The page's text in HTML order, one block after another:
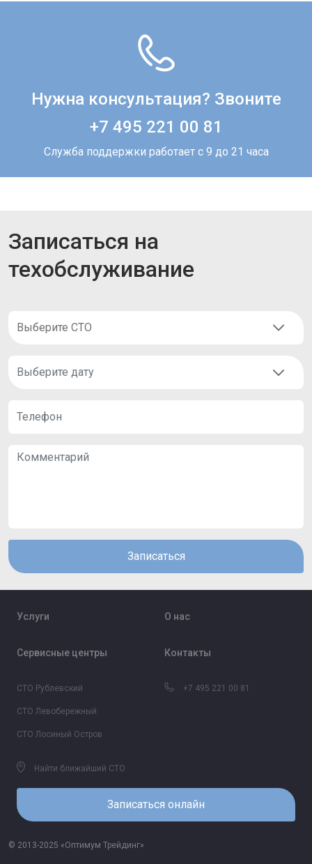
Нужна консультация? Звоните
+7 495 221 00 81
Служба поддержки работает с 9 до 21 часа
Записаться на
техобслуживание
Записаться
Услуги О нас
Сервисные центры
СТО Рублевский
СТО Левобережный
СТО Лосиный Остров
Найти ближайший СТО
Контакты
+7 495 221 00 81
Записаться онлайн
© 2013-2025 «Оптимум Трейдинг»